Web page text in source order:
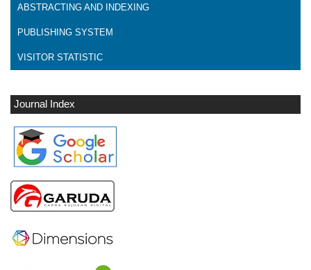
ABSTRACTING AND INDEXING
PUBLISHING SYSTEM
VISITOR STATISTIC
Journal Index